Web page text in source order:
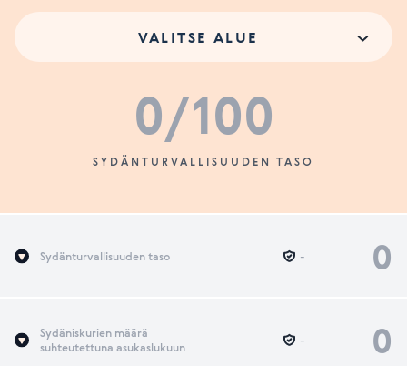
VALITSE ALUE
0/100
SYDÄNTURVALLISUUDEN TASO
Sydänturvallisuuden taso 0
-
Sydäniskurien määrä
suhteutettuna asukaslukuun
0
-